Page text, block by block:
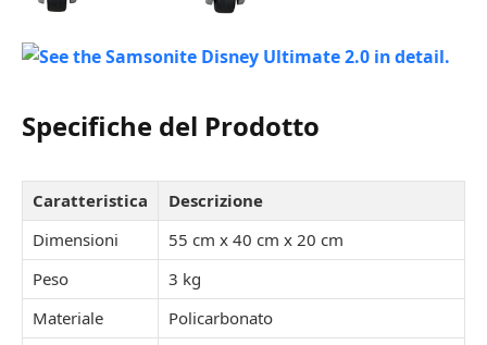
Specifiche del Prodotto
Caratteristica
Descrizione
Dimensioni
55 cm x 40 cm x 20 cm
Peso
3 kg
Materiale
Policarbonato